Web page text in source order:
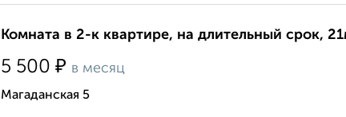
Комната в 2-к квартире, на длительный срок,
5 500 ₽ в месяц
Магаданская 5